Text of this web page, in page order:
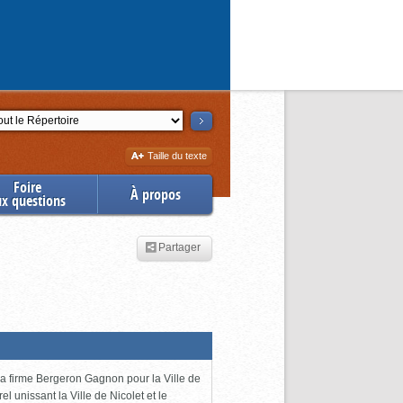
Augmenter
la
Taille du texte
Foire
questions À propos
Partager
firme Bergeron Gagnon pour la Ville de
unissant la Ville de Nicolet et le